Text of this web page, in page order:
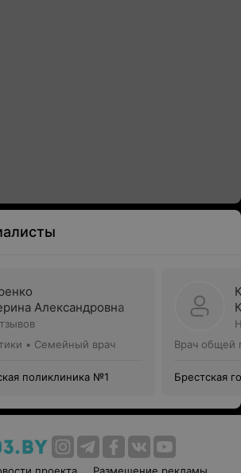
Александровна
• Семейный врач
поликлиника №1
Врач общей
Брестская